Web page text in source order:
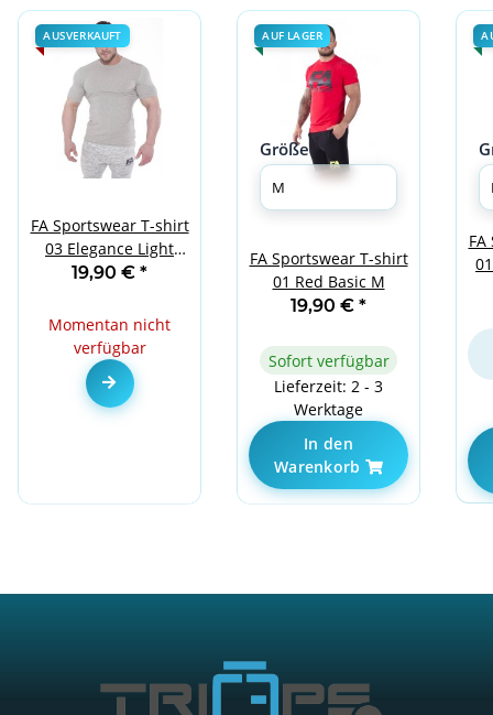
AUSVERKAUFT
FA Sportswear T-shirt
03 Elegance Light
Grey
19,90 € *
Momentan nicht
verfügbar
Zum Artikel
AUF LAGER
Größe
FA Sportswear T-shirt
01 Red Basic M
19,90 € *
Sofort verfügbar
Lieferzeit: 2 - 3
Werktage
In den
Warenkorb